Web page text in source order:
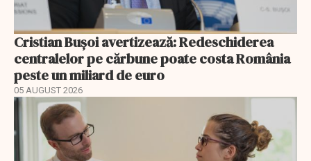
Cristian Bușoi avertizează: Redeschiderea
centralelor pe cărbune poate costa România
peste un miliard de euro
05 AUGUST 2026